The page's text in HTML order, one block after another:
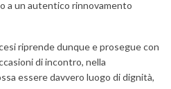
a un autentico rinnovamento
riprende dunque e prosegue con
di incontro, nella
essere davvero luogo di dignità,